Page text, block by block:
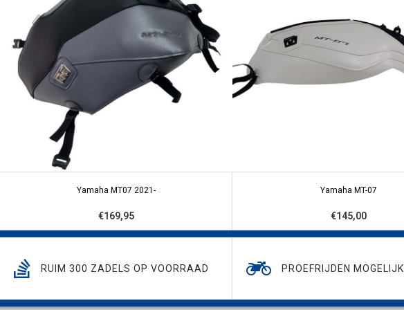
Yamaha MT07 2021-
€169,95
Yamaha MT-07
€145,00
RUIM 300 ZADELS OP VOORRAAD PROEFRIJDEN MOGELIJK